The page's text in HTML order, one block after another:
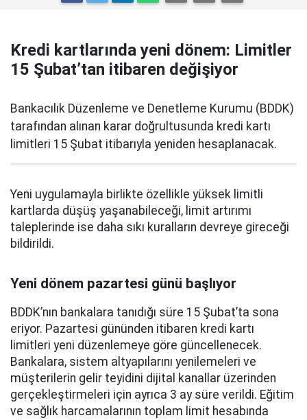
Kredi kartlarında yeni dönem: Limitler
15 Şubat’tan itibaren değişiyor
Bankacılık Düzenleme ve Denetleme Kurumu (BDDK)
tarafından alınan karar doğrultusunda kredi kartı
limitleri 15 Şubat itibarıyla yeniden hesaplanacak.
Yeni uygulamayla birlikte özellikle yüksek limitli
kartlarda düşüş yaşanabileceği, limit artırımı
taleplerinde ise daha sıkı kuralların devreye gireceği
bildirildi.
Yeni dönem pazartesi günü başlıyor
BDDK’nın bankalara tanıdığı süre 15 Şubat’ta sona
eriyor. Pazartesi gününden itibaren kredi kartı
limitleri yeni düzenlemeye göre güncellenecek.
Bankalara, sistem altyapılarını yenilemeleri ve
müşterilerin gelir teyidini dijital kanallar üzerinden
gerçekleştirmeleri için ayrıca 3 ay süre verildi. Eğitim
ve sağlık harcamalarının toplam limit hesabında